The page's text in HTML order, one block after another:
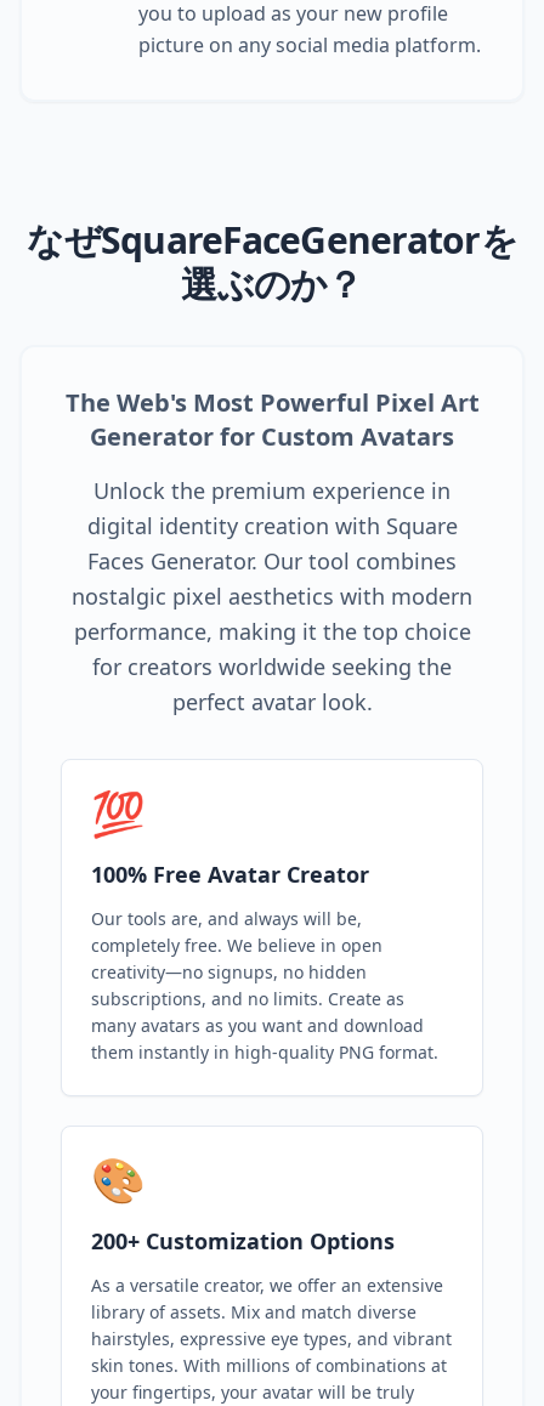
you to upload as your new profile
picture on any social media platform.
なぜSquareFaceGeneratorを
選ぶのか？
The Web's Most Powerful Pixel Art
Generator for Custom Avatars
Unlock the premium experience in
digital identity creation with Square
Faces Generator. Our tool combines
nostalgic pixel aesthetics with modern
performance, making it the top choice
for creators worldwide seeking the
perfect avatar look.
💯
100% Free Avatar Creator
Our tools are, and always will be,
completely free. We believe in open
creativity—no signups, no hidden
subscriptions, and no limits. Create as
many avatars as you want and download
them instantly in high-quality PNG format.
🎨
200+ Customization Options
As a versatile creator, we offer an extensive
library of assets. Mix and match diverse
hairstyles, expressive eye types, and vibrant
skin tones. With millions of combinations at
your fingertips, your avatar will be truly